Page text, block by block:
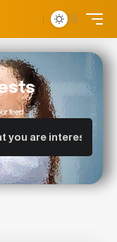
feed